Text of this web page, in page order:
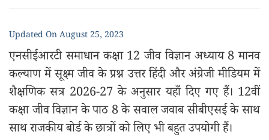
Updated OnAugust 25, 2023
एनसीईआरटी समाधान कक्षा 12 जीव विज्ञान अध्याय 8 मानव
कल्याण में सूक्ष्म जीव के प्रश्न उत्तर हिंदी और अंग्रेजी मीडियम में
शैक्षणिक सत्र 2026-27 के अनुसार यहाँ दिए गए हैं। 12वीं
कक्षा जीव विज्ञान के पाठ 8 के सवाल जवाब सीबीएसई के साथ
साथ राजकीय बोर्ड के छात्रों को लिए भी बहुत उपयोगी हैं।